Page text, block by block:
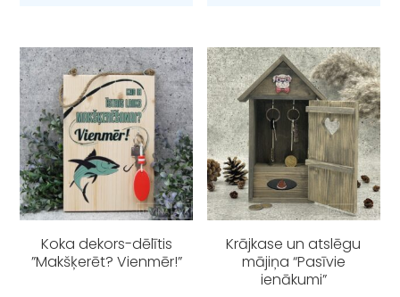
Koka dekors-dēlītis
”Makšķerēt? Vienmēr!”
Krājkase un atslēgu
mājiņa “Pasīvie
ienākumi”